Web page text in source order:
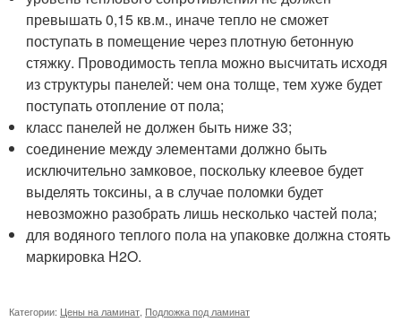
превышать 0,15 кв.м., иначе тепло не сможет
поступать в помещение через плотную бетонную
стяжку. Проводимость тепла можно высчитать исходя
из структуры панелей: чем она толще, тем хуже будет
поступать отопление от пола;
класс панелей не должен быть ниже 33;
соединение между элементами должно быть
исключительно замковое, поскольку клеевое будет
выделять токсины, а в случае поломки будет
невозможно разобрать лишь несколько частей пола;
для водяного теплого пола на упаковке должна стоять
маркировка H2O.
Категории: Цены на ламинат Подложка под ламинат